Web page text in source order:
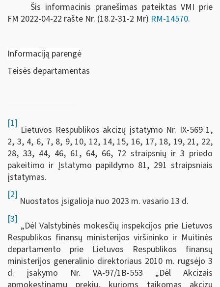
Šis informacinis pranešimas pateiktas VMI prie
FM 2022-04-22 rašte Nr. (18.2-31-2 Mr) RM-14570.
Informaciją parengė
Teisės departamentas
[1]
Lietuvos Respublikos akcizų įstatymo Nr. IX-569 1,
2, 3, 4, 6, 7, 8, 9, 10, 12, 14, 15, 16, 17, 18, 19, 21, 22,
28, 33, 44, 46, 61, 64, 66, 72 straipsnių ir 3 priedo
pakeitimo ir Įstatymo papildymo 81, 291 straipsniais
įstatymas.
[2]
Nuostatos įsigalioja nuo 2023 m. vasario 13 d.
[3]
„Dėl Valstybinės mokesčių inspekcijos prie Lietuvos
Respublikos finansų ministerijos viršininko ir Muitinės
departamento prie Lietuvos Respublikos finansų
ministerijos generalinio direktoriaus 2010 m. rugsėjo 3
d. įsakymo Nr. VA-97/1B-553 „Dėl Akcizais
apmokestinamų prekių, kurioms taikomas akcizų